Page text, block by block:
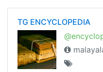
TG ENCYCLOPEDIA